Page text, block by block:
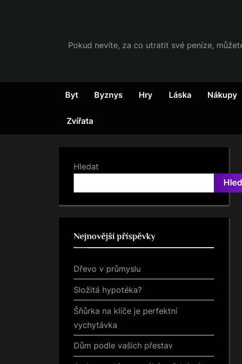
Pokud nevíte, za co utratit své peníze,
Byt Byznys Hry Láska Nákupy
Zvířata
Hledat
Nejnovější příspěvky
Dřevo v průmyslu
Složitá hypotéka?
Šňůrka na klíče je perfektní
vychytávka
Dům podle vašich přestav